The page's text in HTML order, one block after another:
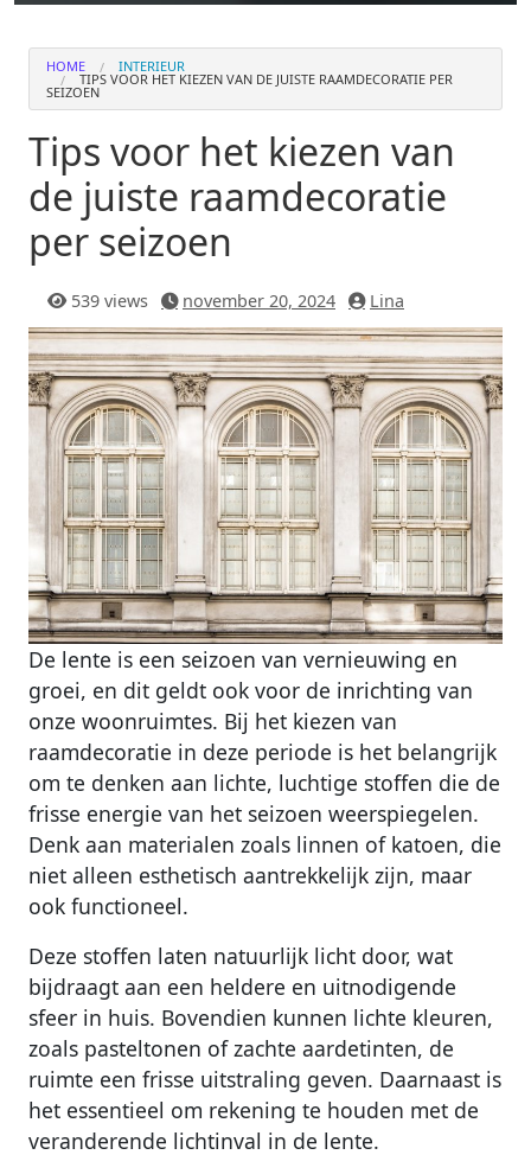
HOME INTERIEUR
TIPS VOOR HET KIEZEN VAN DE JUISTE RAAMDECORATIE PER
SEIZOEN
Tips voor het kiezen van
de juiste raamdecoratie
per seizoen
539 views november 20, 2024 Lina
De lente is een seizoen van vernieuwing en
groei, en dit geldt ook voor de inrichting van
onze woonruimtes. Bij het kiezen van
raamdecoratie in deze periode is het belangrijk
om te denken aan lichte, luchtige stoffen die de
frisse energie van het seizoen weerspiegelen.
Denk aan materialen zoals linnen of katoen, die
niet alleen esthetisch aantrekkelijk zijn, maar
ook functioneel.
Deze stoffen laten natuurlijk licht door, wat
bijdraagt aan een heldere en uitnodigende
sfeer in huis. Bovendien kunnen lichte kleuren,
zoals pasteltonen of zachte aardetinten, de
ruimte een frisse uitstraling geven. Daarnaast is
het essentieel om rekening te houden met de
veranderende lichtinval in de lente.